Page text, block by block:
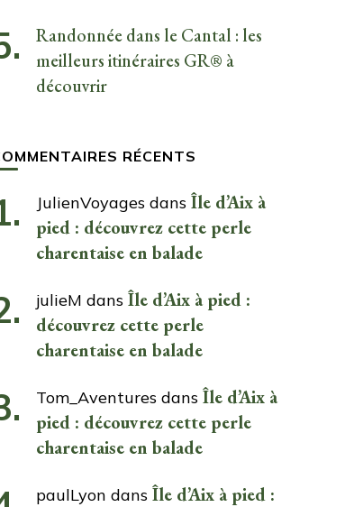
Randonnée dans le Cantal : les
meilleurs itinéraires GR® à
découvrir
RÉCENTS
JulienVoyagesdans Île d’Aix à
pied : découvrez cette perle
charentaise en balade
julieM dans Île d’Aix à pied :
découvrez cette perle
charentaise en balade
Tom_Aventuresdans Île d’Aix à
pied : découvrez cette perle
charentaise en balade
paulLyon dans Île d’Aix à pied :